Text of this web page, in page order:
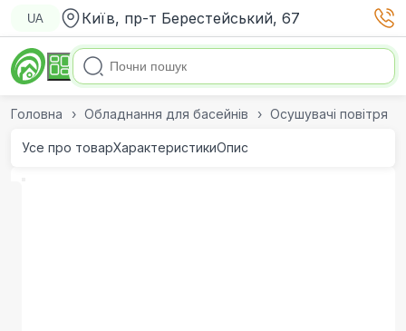
UA Київ, пр-т Берестейський, 67
Головна Обладнання для басейнів Осушувачі повітря
Усе про товарХарактеристикиОпис